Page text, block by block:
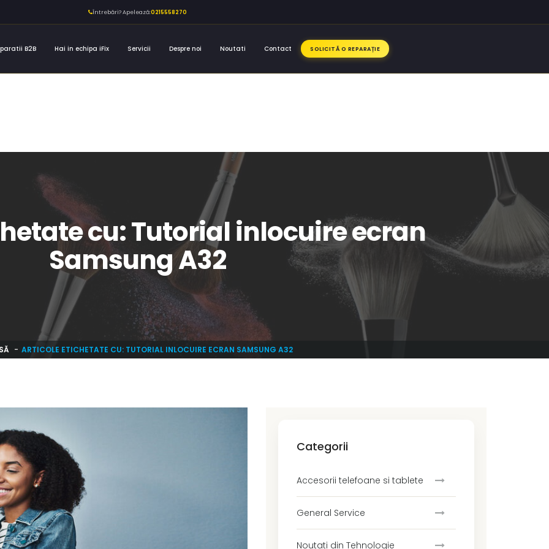
Întrebări? Apelează:0215558270
B2B Hai in echipa iFix Servicii Despre noi Noutati Contact SOLICITĂ O REPARAȚIE
cu: Tutorial inlocuire ecran
Samsung A32
ARTICOLE ETICHETATE CU: TUTORIAL INLOCUIRE ECRAN SAMSUNG A32
Categorii
Accesorii telefoane si tablete
General Service
Noutati din Tehnologie